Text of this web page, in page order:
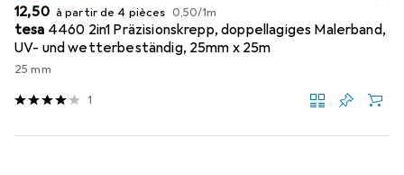
EUR
12,50 à partir de 4 pièces EUR
0,50/1m
tesa 4460 2in1 Präzisionskrepp, doppellagiges Malerband,
UV- und wetterbeständig, 25mm x 25m
25 mm
1